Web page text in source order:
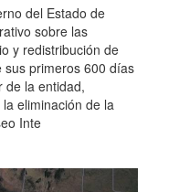
del Estado de
sobre las
y redistribución de
sus primeros 600 días
de la entidad,
eliminación de la
Inte